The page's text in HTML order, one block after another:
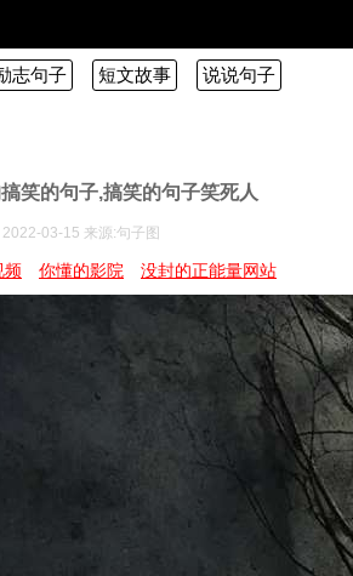
志句子 短文故事 说说句子
笑的句子,搞笑的句子笑死人
2022-03-15 来源:句子图
频 你懂的影院 没封的正能量网站